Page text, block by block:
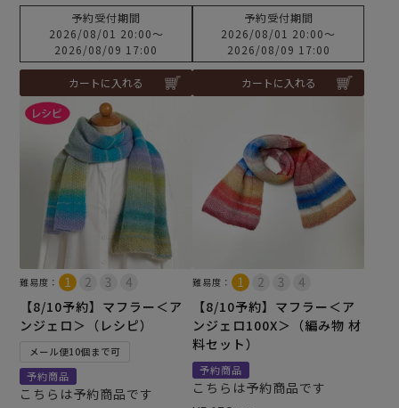
予約受付期間
2026/08/01 20:00〜
2026/08/09 17:00
カートに入れる
予約受付期間
2026/08/01 20:00〜
2026/08/09 17:00
カートに入れる
難易度：
【8/10予約】マフラー＜ア
ンジェロ＞（レシピ）
メール便10個まで可
予約商品
こちらは予約商品です
難易度：
【8/10予約】マフラー＜ア
ンジェロ100X＞（編み物 材
料セット）
予約商品
こちらは予約商品です